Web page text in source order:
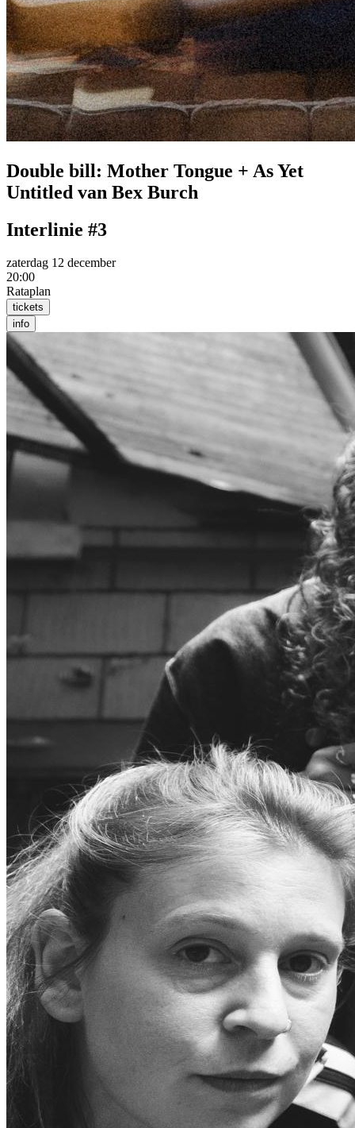
Double bill: Mother Tongue + As Yet
Untitled van Bex Burch
Interlinie #3
zaterdag 12 december
20:00
Rataplan
tickets
info